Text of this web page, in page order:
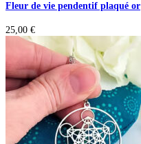
Fleur de vie pendentif plaqué or
25,00 €